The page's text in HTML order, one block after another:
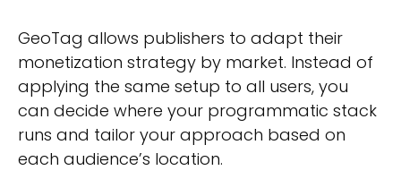
GeoTag allows publishers to adapt their
monetization strategy by market. Instead of
applying the same setup to all users, you
can decide where your programmatic stack
runs and tailor your approach based on
each audience’s location.